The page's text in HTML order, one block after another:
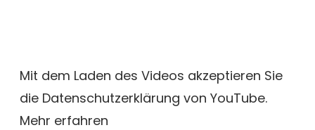
Mit dem Laden des Videos akzeptieren Sie
die Datenschutzerklärung von YouTube.
Mehr erfahren